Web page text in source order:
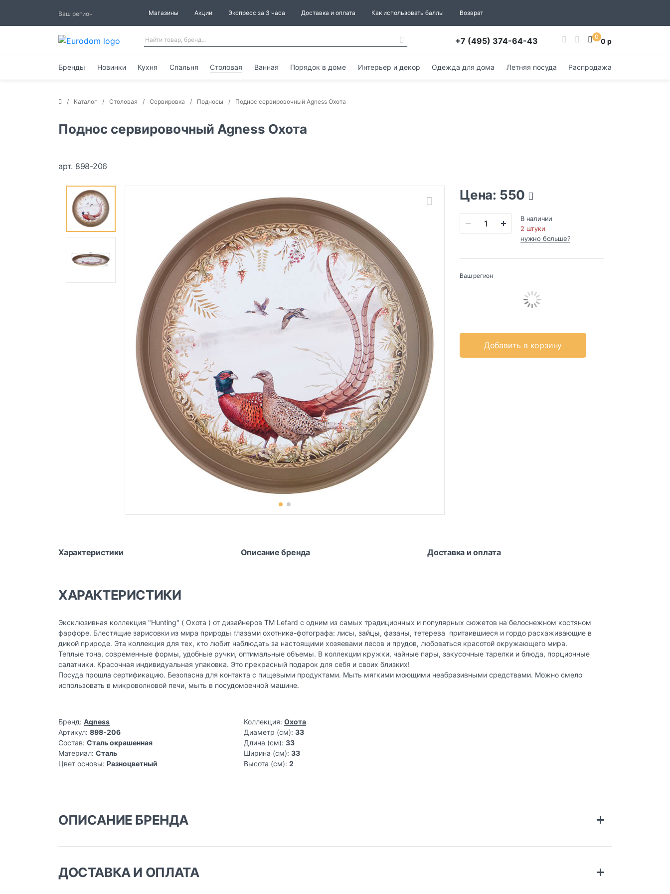
Ваш регион Магазины Акции Экспресс за 3 часа Доставка и оплата Как использовать баллы Возврат
+7 (495) 374-64-43 0 0 р
Бренды Новинки Кухня Спальня Столовая Ванная Порядок в доме Интерьер и декор Одежда для дома Летняя посуда Распродажа
Каталог Столовая Сервировка Подносы Поднос сервировочный Agness Охота
Поднос сервировочный Agness Охота
арт. 898-206
Цена: 550
В наличии
2 штуки
нужно больше?
Ваш регион
Добавить в корзину
Характеристики Описание бренда Доставка и оплата
ХАРАКТЕРИСТИКИ
Эксклюзивная коллекция "Hunting" ( Охота ) от дизайнеров ТМ Lefard с одним из самых традиционных и популярных сюжетов на белоснежном костяном
фарфоре. Блестящие зарисовки из мира природы глазами охотника-фотографа: лисы, зайцы, фазаны, тетерева притаившиеся и гордо расхаживающие в
дикой природе. Эта коллекция для тех, кто любит наблюдать за настоящими хозяевами лесов и прудов, любоваться красотой окружающего мира.
Теплые тона, современные формы, удобные ручки, оптимальные объемы. В коллекции кружки, чайные пары, закусочные тарелки и блюда, порционные
салатники. Красочная индивидуальная упаковка. Это прекрасный подарок для себя и своих близких!
Посуда прошла сертификацию. Безопасна для контакта с пищевыми продуктами. Мыть мягкими моющими неабразивными средствами. Можно смело
использовать в микроволновой печи, мыть в посудомоечной машине.
Бренд: Agness
Артикул: 898-206
Состав: Сталь окрашенная
Материал: Сталь
Цвет основы: Разноцветный
Коллекция: Охота
Диаметр (см): 33
Длина (см): 33
Ширина (см): 33
Высота (см): 2
ОПИСАНИЕ БРЕНДА
Философия разумной эстетики
ДОСТАВКА И ОПЛАТА